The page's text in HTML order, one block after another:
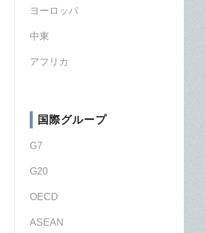
ヨーロッパ
中東
アフリカ
国際グループ
G7
G20
OECD
ASEAN